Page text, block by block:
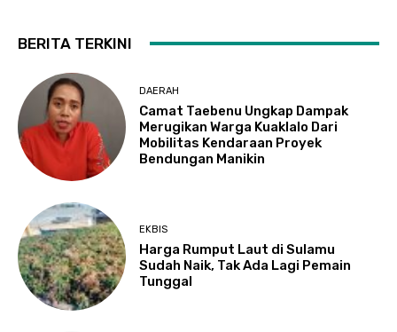
BERITA TERKINI
DAERAH
Camat Taebenu Ungkap Dampak
Merugikan Warga Kuaklalo Dari
Mobilitas Kendaraan Proyek
Bendungan Manikin
EKBIS
Harga Rumput Laut di Sulamu
Sudah Naik, Tak Ada Lagi Pemain
Tunggal